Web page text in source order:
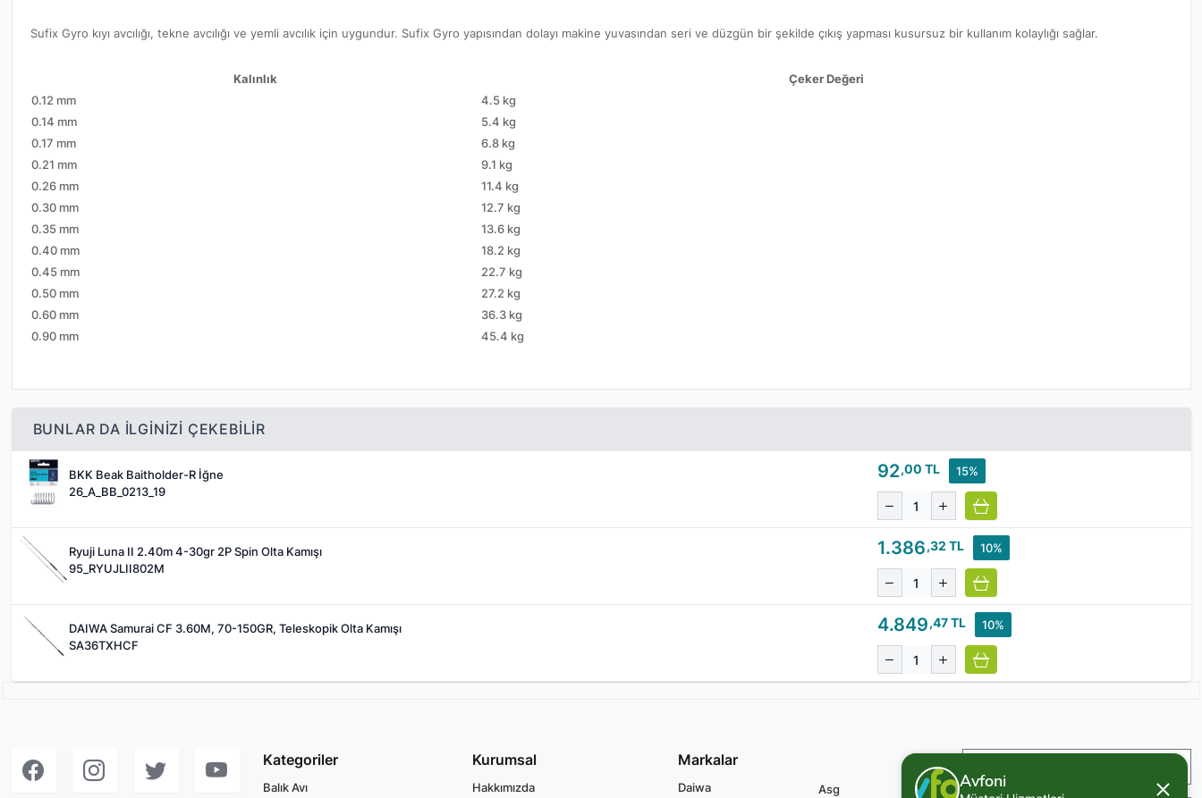
Sufix Gyro kıyı avcılığı, tekne avcılığı ve yemli avcılık için uygundur. Sufix Gyro yapısından dolayı makine yuvasından seri ve düzgün bir şekilde çıkış yapması kusursuz bir kullanım kolaylığı sağlar.
Kalınlık
Çeker Değeri
0.12 mm
4.5 kg
0.14 mm
5.4 kg
0.17 mm
6.8 kg
0.21 mm
9.1 kg
0.26 mm
11.4 kg
0.30 mm
12.7 kg
0.35 mm
13.6 kg
0.40 mm
18.2 kg
0.45 mm
22.7 kg
0.50 mm
27.2 kg
0.60 mm
36.3 kg
0.90 mm
45.4 kg
BUNLAR DA ILGINIZI ÇEKEBILIR
BKK Beak Baitholder-R İğne
26_A_BB_0213_19
92,00 TL 15%
Ryuji Luna II 2.40m 4-30gr 2P Spin Olta Kamışı
95_RYUJLII802M
1.386,32 TL 10%
DAIWA Samurai CF 3.60M, 70-150GR, Teleskopik Olta Kamışı
SA36TXHCF
4.849,47 TL 10%
Kategoriler
Balık Avı
Kurumsal
Hakkımızda
Markalar
Daiwa Asg Avfoni